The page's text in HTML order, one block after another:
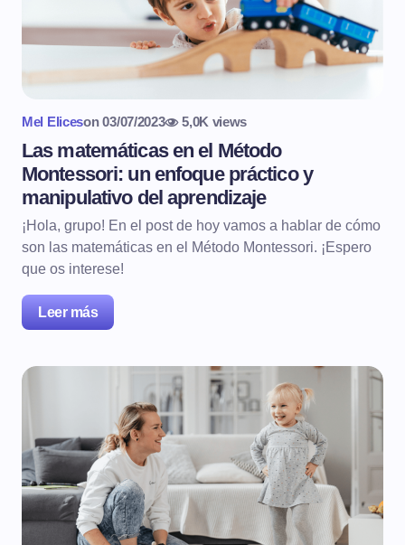
Mel Eliceson 03/07/2023 5,0K views
Las matemáticas en el Método
Montessori: un enfoque práctico y
manipulativo del aprendizaje
¡Hola, grupo! En el post de hoy vamos a hablar de cómo
son las matemáticas en el Método Montessori. ¡Espero
que os interese!
Leer más